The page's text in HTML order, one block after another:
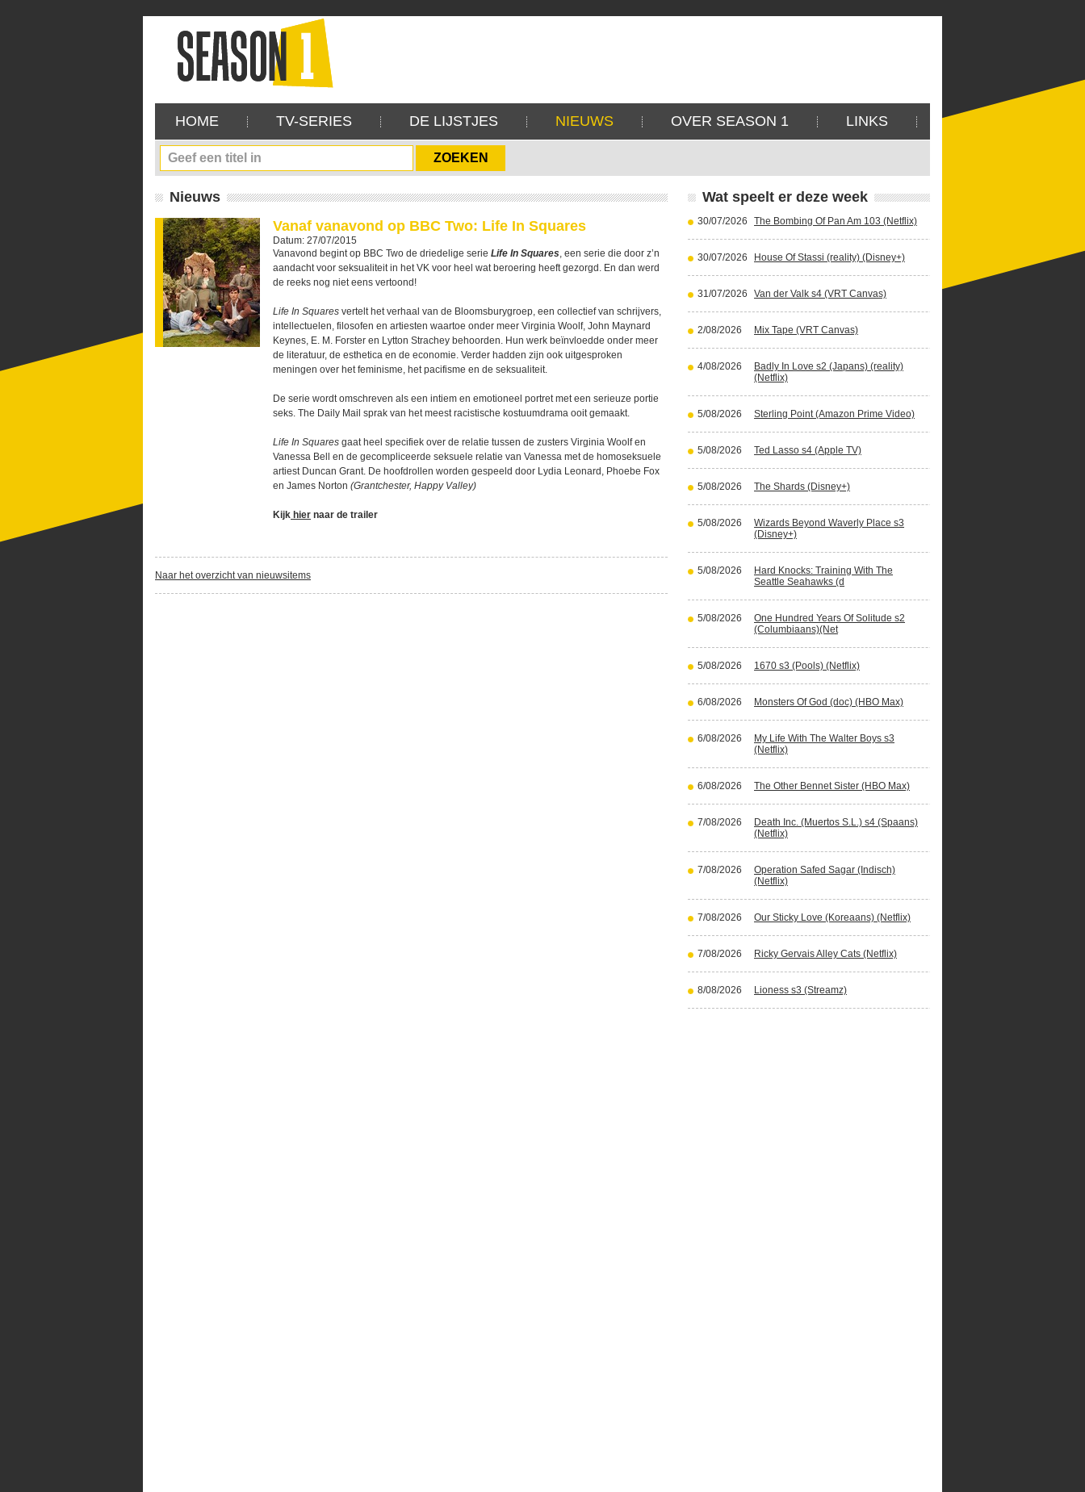
HOME TV-SERIES DE LIJSTJES NIEUWS OVER SEASON 1 LINKS
Nieuws
Vanaf vanavond op BBC Two: Life In Squares
Datum: 27/07/2015
Vanavond begint op BBC Two de driedelige serie Life In Squares, een serie die door z’n
aandacht voor seksualiteit in het VK voor heel wat beroering heeft gezorgd. En dan werd
de reeks nog niet eens vertoond!
Life In Squares vertelt het verhaal van de Bloomsburygroep, een collectief van schrijvers,
intellectuelen, filosofen en artiesten waartoe onder meer Virginia Woolf, John Maynard
Keynes, E. M. Forster en Lytton Strachey behoorden. Hun werk beïnvloedde onder meer
de literatuur, de esthetica en de economie. Verder hadden zijn ook uitgesproken
meningen over het feminisme, het pacifisme en de seksualiteit.
De serie wordt omschreven als een intiem en emotioneel portret met een serieuze portie
seks. The Daily Mail sprak van het meest racistische kostuumdrama ooit gemaakt.
Life In Squares gaat heel specifiek over de relatie tussen de zusters Virginia Woolf en
Vanessa Bell en de gecompliceerde seksuele relatie van Vanessa met de homoseksuele
artiest Duncan Grant. De hoofdrollen worden gespeeld door Lydia Leonard, Phoebe Fox
en James Norton (Grantchester, Happy Valley)
Kijk hier naar de trailer
Naar het overzicht van nieuwsitems
Wat speelt er deze week
30/07/2026 The Bombing Of Pan Am 103 (Netflix)
30/07/2026 House Of Stassi (reality) (Disney+)
31/07/2026 Van der Valk s4 (VRT Canvas)
2/08/2026 Mix Tape (VRT Canvas)
4/08/2026
Badly In Love s2 (Japans) (reality)
(Netflix)
5/08/2026 Sterling Point (Amazon Prime Video)
5/08/2026 Ted Lasso s4 (Apple TV)
5/08/2026 The Shards (Disney+)
5/08/2026
Wizards Beyond Waverly Place s3
(Disney+)
5/08/2026
Hard Knocks: Training With The
Seattle Seahawks (d
5/08/2026
One Hundred Years Of Solitude s2
(Columbiaans)(Net
5/08/2026 1670 s3 (Pools) (Netflix)
6/08/2026 Monsters Of God (doc) (HBO Max)
6/08/2026
My Life With The Walter Boys s3
(Netflix)
6/08/2026 The Other Bennet Sister (HBO Max)
7/08/2026
Death Inc. (Muertos S.L.) s4 (Spaans)
(Netflix)
7/08/2026
Operation Safed Sagar (Indisch)
(Netflix)
7/08/2026 Our Sticky Love (Koreaans) (Netflix)
7/08/2026 Ricky Gervais Alley Cats (Netflix)
8/08/2026 Lioness s3 (Streamz)